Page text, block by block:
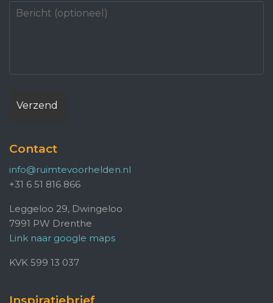
Contact
info@ruimtevoorhelden.nl
+31 6 51 816 866
Leggeloo 29, Dwingeloo
7991 PW Drenthe
Link naar google maps
KVK 599 13 037